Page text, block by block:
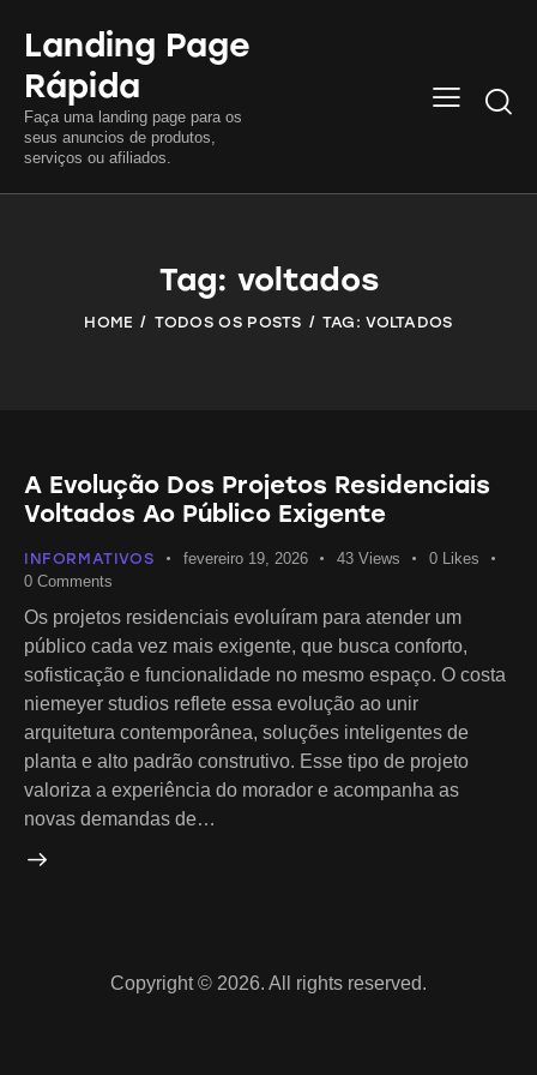
Landing Page
Rápida
Faça uma landing page para os
seus anuncios de produtos,
serviços ou afiliados.
Tag: voltados
HOME TODOS OS POSTS TAG: VOLTADOS
A Evolução Dos Projetos Residenciais
Voltados Ao Público Exigente
INFORMATIVOS fevereiro 19, 2026 43 Views 0
Likes
0 Comments
Os projetos residenciais evoluíram para atender um
público cada vez mais exigente, que busca conforto,
sofisticação e funcionalidade no mesmo espaço. O costa
niemeyer studios reflete essa evolução ao unir
arquitetura contemporânea, soluções inteligentes de
planta e alto padrão construtivo. Esse tipo de projeto
valoriza a experiência do morador e acompanha as
novas demandas de…
Copyright © 2026. All rights reserved.